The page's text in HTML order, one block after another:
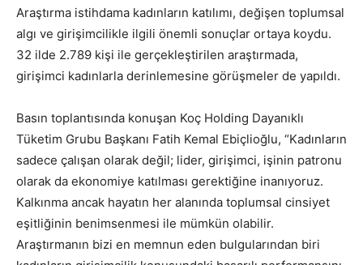
Araştırma istihdama kadınların katılımı, değişen toplumsal
algı ve girişimcilikle ilgili önemli sonuçlar ortaya koydu.
32 ilde 2.789 kişi ile gerçekleştirilen araştırmada,
girişimci kadınlarla derinlemesine görüşmeler de yapıldı.
Basın toplantısında konuşan Koç Holding Dayanıklı
Tüketim Grubu Başkanı Fatih Kemal Ebiçlioğlu, “Kadınların
sadece çalışan olarak değil; lider, girişimci, işinin patronu
olarak da ekonomiye katılması gerektiğine inanıyoruz.
Kalkınma ancak hayatın her alanında toplumsal cinsiyet
eşitliğinin benimsenmesi ile mümkün olabilir.
Araştırmanın bizi en memnun eden bulgularından biri